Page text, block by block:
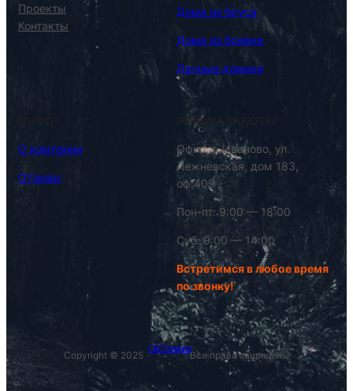
Проекты
Контакты
Дома из бруса
Дома из бревна
Дачные домики
О компании
Отзывы
РЕЖИМ РАБОТЫ
Офис: г. Иваново, ул.
Лежневская, дом 183,
оф.409
Пон-пт: 9:00 — 18:00
Суб: 9:00 — 14:00
Встретимся в любое время
по звонку!
Copyright © 2025 ·
СК Столяров
Все права защищены